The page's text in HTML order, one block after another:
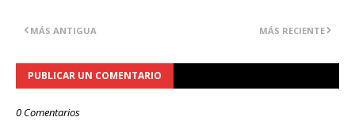
MÁS RECIENTE
MÁS ANTIGUA
PUBLICAR UN COMENTARIO
0 Comentarios